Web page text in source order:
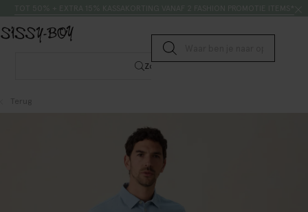
Submit search
Zoeken
Terug